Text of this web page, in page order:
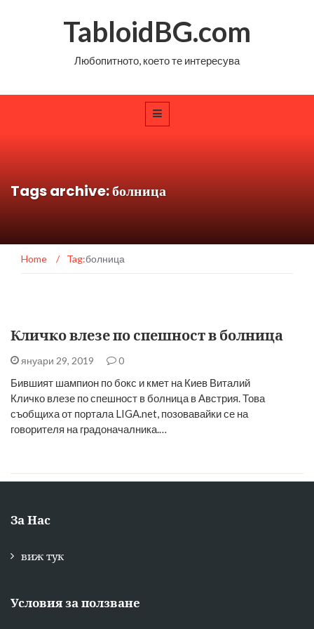
TabloidBG.com
Любопитното, което те интересува
Tags archive: болница
Home / Tag:болница
Кличко влезе по спешност в болница
януари 29, 2019 0
Бившият шампион по бокс и кмет на Киев Виталий
Кличко влезе по спешност в болница в Австрия. Това
съобщиха от портала LIGA.net, позовавайки се на
говорителя на градоначалника.…
За Нас
виж тук
Условия за ползване